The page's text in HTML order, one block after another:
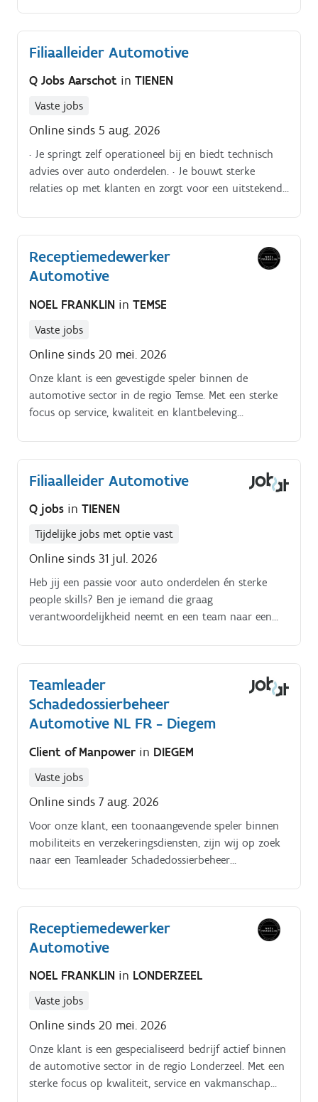
Filiaalleider Automotive
Q Jobs Aarschot in TIENEN
Vaste jobs
Online sinds 5 aug. 2026
· Je springt zelf operationeel bij en biedt technisch
advies over auto onderdelen. · Je bouwt sterke
relaties op met klanten en zorgt voor een uitstekende
Receptiemedewerker
Automotive
NOEL FRANKLIN in TEMSE
Vaste jobs
Online sinds 20 mei. 2026
Onze klant is een gevestigde speler binnen de
automotive sector in de regio Temse. Met een sterke
focus op service, kwaliteit en klantbeleving
herstellingen en accessoires.
Filiaalleider Automotive
Q jobs in TIENEN
Tijdelijke jobs met optie vast
Online sinds 31 jul. 2026
Heb jij een passie voor auto onderdelen én sterke
people skills? Ben je iemand die graag
verantwoordelijkheid neemt en een team naar een
Teamleader
Schadedossierbeheer
Automotive NL FR - Diegem
Client of Manpower in DIEGEM
Vaste jobs
Online sinds 7 aug. 2026
Voor onze klant, een toonaangevende speler binnen
mobiliteits en verzekeringsdiensten, zijn wij op zoek
naar een Teamleader Schadedossierbeheer
Receptiemedewerker
Automotive
NOEL FRANKLIN in LONDERZEEL
Vaste jobs
Online sinds 20 mei. 2026
Onze klant is een gespecialiseerd bedrijf actief binnen
de automotive sector in de regio Londerzeel. Met een
sterke focus op kwaliteit, service en vakmanschap